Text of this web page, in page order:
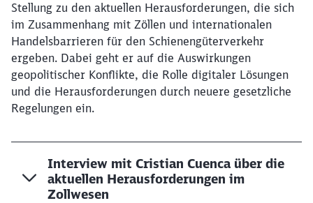
Stellung zu den aktuellen Herausforderungen, die sich
im Zusammenhang mit Zöllen und internationalen
Handelsbarrieren für den Schienengüterverkehr
ergeben. Dabei geht er auf die Auswirkungen
geopolitischer Konflikte, die Rolle digitaler Lösungen
und die Herausforderungen durch neuere gesetzliche
Regelungen ein.
Interview mit Cristian Cuenca über die
aktuellen Herausforderungen im
Zollwesen